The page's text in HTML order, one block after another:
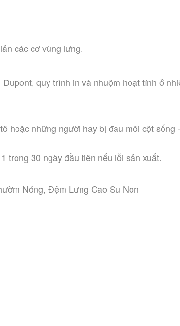
các cơ vùng lưng.
quy trình in và nhuộm hoạt tính ở
hoặc những người hay bị đau mõi cột sống
trong 30 ngày đầu tiên nếu lỗi sản xuất.